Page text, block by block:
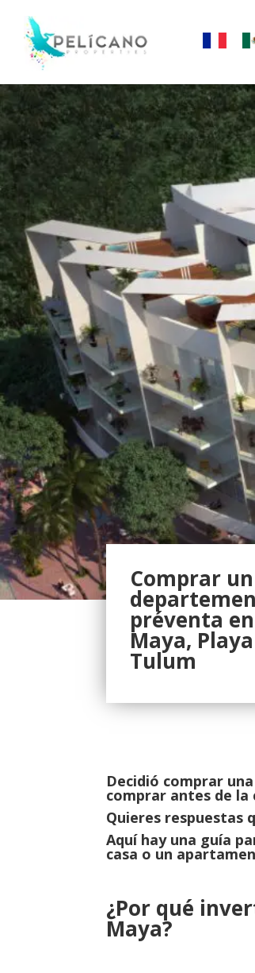
Comprar un
préventa
Maya,
Tulum
Decidió comprar
comprar antes de la
Quieres respuestas
Aquí hay una guía
casa o un
¿Por qué
Maya?